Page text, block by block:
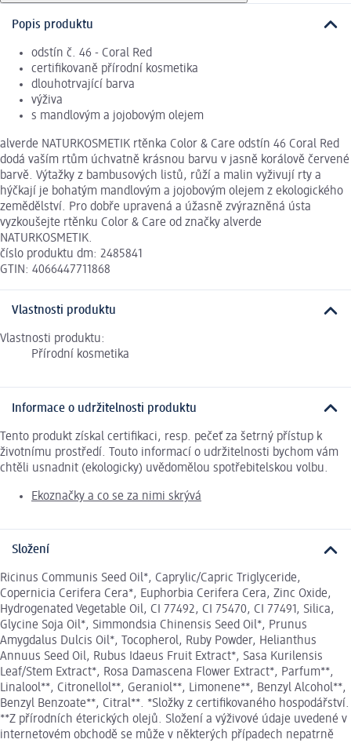
Popis produktu
odstín č. 46 - Coral Red
certifikovaně přírodní kosmetika
dlouhotrvající barva
výživa
s mandlovým a jojobovým olejem
alverde NATURKOSMETIK rtěnka Color & Care odstín 46 Coral Red
dodá vaším rtům úchvatně krásnou barvu v jasně korálově červené
barvě. Výtažky z bambusových listů, růží a malin vyživují rty a
hýčkají je bohatým mandlovým a jojobovým olejem z ekologického
zemědělství. Pro dobře upravená a úžasně zvýrazněná ústa
vyzkoušejte rtěnku Color & Care od značky alverde
NATURKOSMETIK.
číslo produktu dm: 2485841
GTIN: 4066447711868
Vlastnosti produktu
Vlastnosti produktu:
Přírodní kosmetika
Informace o udržitelnosti produktu
Tento produkt získal certifikaci, resp. pečeť za šetrný přístup k
životnímu prostředí. Touto informací o udržitelnosti bychom vám
chtěli usnadnit (ekologicky) uvědomělou spotřebitelskou volbu.
Ekoznačky a co se za nimi skrývá
Složení
Ricinus Communis Seed Oil*, Caprylic/Capric Triglyceride,
Copernicia Cerifera Cera*, Euphorbia Cerifera Cera, Zinc Oxide,
Hydrogenated Vegetable Oil, CI 77492, CI 75470, CI 77491, Silica,
Glycine Soja Oil*, Simmondsia Chinensis Seed Oil*, Prunus
Amygdalus Dulcis Oil*, Tocopherol, Ruby Powder, Helianthus
Annuus Seed Oil, Rubus Idaeus Fruit Extract*, Sasa Kurilensis
Leaf/Stem Extract*, Rosa Damascena Flower Extract*, Parfum**,
Linalool**, Citronellol**, Geraniol**, Limonene**, Benzyl Alcohol**,
Benzyl Benzoate**, Citral**. *Složky z certifikovaného hospodářství.
**Z přírodních éterických olejů. Složení a výživové údaje uvedené v
internetovém obchodě se může v některých případech nepatrně